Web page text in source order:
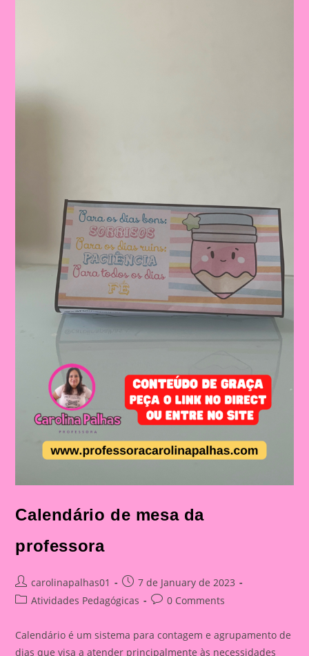
Calendário de mesa da
professora
Post
author:
carolinapalhas01
Post
published:
7 de January de 2023
PostAtividades Pedagógicas
Post0 Comments
Calendário é um sistema para contagem e agrupamento de
dias que visa a atender principalmente às necessidades